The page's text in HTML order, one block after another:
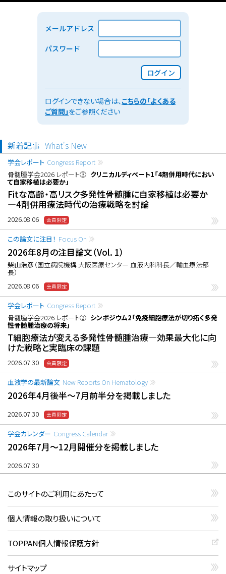
メールアドレス
パスワード
ログイン
ログインできない場合は、 こちらの「よくある
ご質問」をご参照ください
新着記事 What's New
学会レポート Congress Report
骨髄腫学会2026 レポート③ クリニカルディベート1「4剤併用時代におい
て自家移植は必要か」
Fitな高齢・高リスク多発性骨髄腫に自家移植は必要か
―4剤併用療法時代の治療戦略を討論
2026.08.06
この論文に注目！ Focus On
2026年8月の注目論文（Vol. 1）
柴山浩彦（国立病院機構 大阪医療センター 血液内科科長／輸血療法部
長）
2026.08.06
学会レポート Congress Report
骨髄腫学会2026 レポート② シンポジウム2「免疫細胞療法が切り拓く多発
性骨髄腫治療の将来」
T細胞療法が変える多発性骨髄腫治療―効果最大化に向
けた戦略と実臨床の課題
2026.07.30
血液学の最新論文 New Reports On Hematology
2026年4月後半〜7月前半分を掲載しました
2026.07.30
学会カレンダー Congress Calendar
2026年7月〜12月開催分を掲載しました
2026.07.30
このサイトのご利用にあたって
個人情報の取り扱いについて
TOPPAN個人情報保護方針
サイトマップ